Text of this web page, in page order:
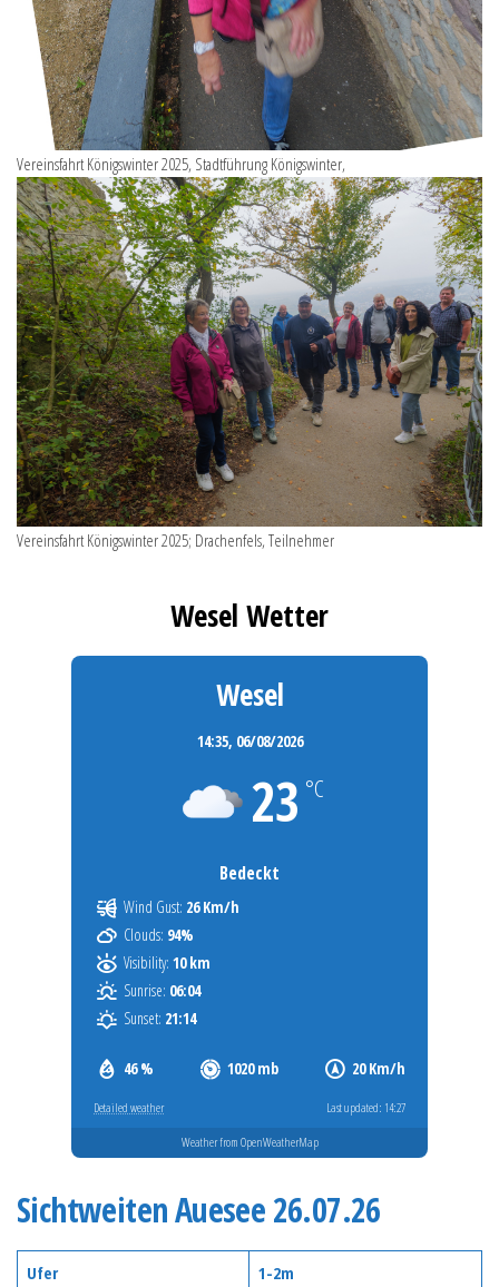
Vereinsfahrt Königswinter 2025, Stadtführung Königswinter,
Vereinsfahrt Königswinter 2025; Drachenfels, Teilnehmer
Wesel Wetter
Wesel
14:35, 06/08/2026
23 °C
Bedeckt
46 % 1020 mb 20 Km/h
Wind Gust: 26 Km/h
Clouds: 94%
Visibility: 10 km
Sunrise: 06:04
Sunset: 21:14
Detailed weather Last updated: 14:27
Weather from OpenWeatherMap
Sichtweiten Auesee 26.07.26
Ufer 1-2m